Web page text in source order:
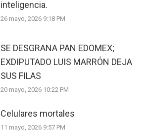
inteligencia.
26 mayo, 2026 9:18 PM
SE DESGRANA PAN EDOMEX;
EXDIPUTADO LUIS MARRÓN DEJA
SUS FILAS
20 mayo, 2026 10:22 PM
Celulares mortales
11 mayo, 2026 9:57 PM